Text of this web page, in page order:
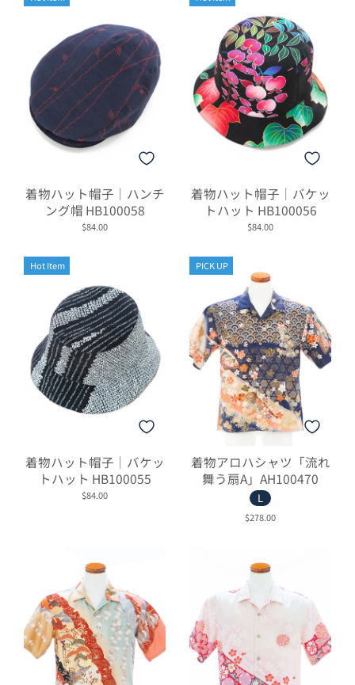
着物ハット帽子｜ハンチ
ング帽 HB100058
$84.00
着物ハット帽子｜バケッ
トハット HB100056
$84.00
Hot Item
着物ハット帽子｜バケッ
トハット HB100055
$84.00
PICK UP
着物アロハシャツ「流れ
舞う扇A」AH100470
L
$278.00